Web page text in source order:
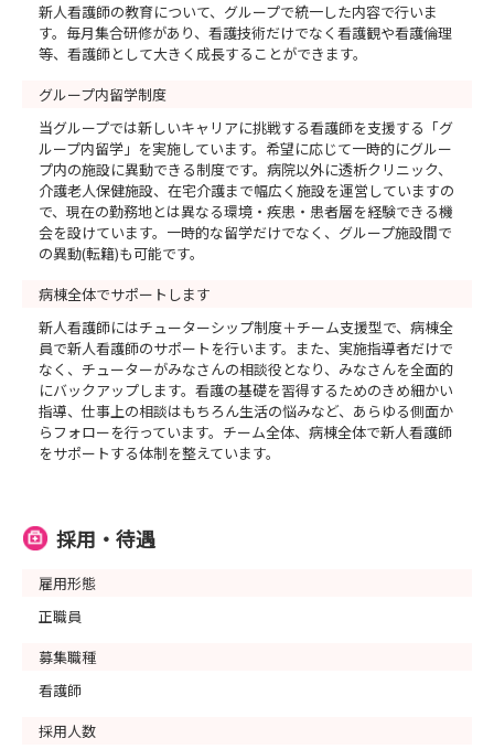
新人看護師の教育について、グループで統一した内容で行いま
す。毎月集合研修があり、看護技術だけでなく看護観や看護倫理
等、看護師として大きく成長することができます。
グループ内留学制度
当グループでは新しいキャリアに挑戦する看護師を支援する「グ
ループ内留学」を実施しています。希望に応じて一時的にグルー
プ内の施設に異動できる制度です。病院以外に透析クリニック、
介護老人保健施設、在宅介護まで幅広く施設を運営していますの
で、現在の勤務地とは異なる環境・疾患・患者層を経験できる機
会を設けています。一時的な留学だけでなく、グループ施設間で
の異動(転籍)も可能です。
病棟全体でサポートします
新人看護師にはチューターシップ制度＋チーム支援型で、病棟全
員で新人看護師のサポートを行います。また、実施指導者だけで
なく、チューターがみなさんの相談役となり、みなさんを全面的
にバックアップします。看護の基礎を習得するためのきめ細かい
指導、仕事上の相談はもちろん生活の悩みなど、あらゆる側面か
らフォローを行っています。チーム全体、病棟全体で新人看護師
をサポートする体制を整えています。
採用・待遇
雇用形態
正職員
募集職種
看護師
採用人数